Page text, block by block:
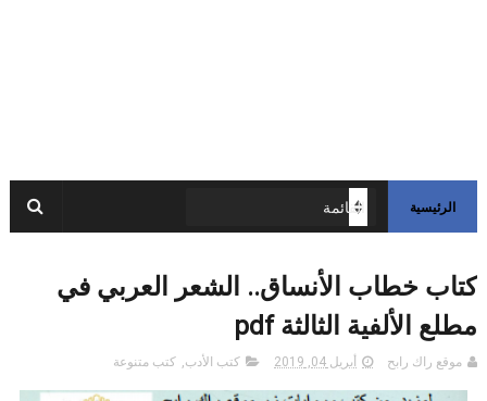
الرئيسية
كتاب خطاب الأنساق.. الشعر العربي في
مطلع الألفية الثالثة pdf
موقع راك رابح أبريل 04, 2019 كتب الأدب, كتب متنوعة